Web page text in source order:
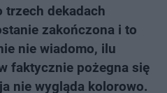
trzech dekadach
zakończona i to
nie wiadomo, ilu
faktycznie pożegna się
nie wygląda kolorowo.